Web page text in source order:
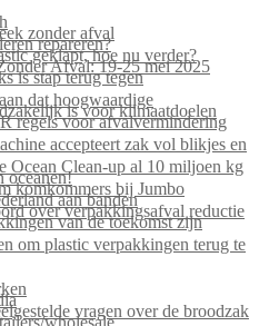
zonder afval
repareren?
geklapt, hoe nu verder?
Afval: 19-25 mei 2025
is stap terug tegen
dat hoogwaardige
is voor klimaatdoelen
regels voor afvalvermindering
accepteert zak vol blikjes en
Ocean Clean-up al 10 miljoen kg
oceanen!
komkommers bij Jumbo
aan banden
over verpakkingsafval reductie
van de toekomst zijn
om plastic verpakkingen terug te
vragen over de broodzak